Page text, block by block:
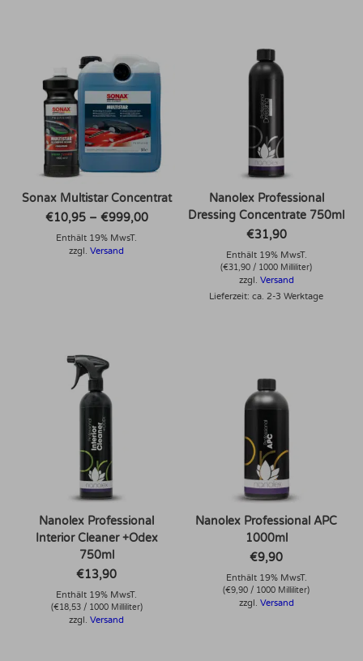
Sonax Multistar Concentrat
€10,95 – €999,00Preisspanne:
Enthält 19% MwsT.
zzgl.Versand
Nanolex Professional
Dressing Concentrate 750ml
€31,90
Enthält 19% MwsT.
(€31,90 / 1000 Milliliter)
zzgl. Versand
Lieferzeit: ca. 2-3 Werktage
Nanolex Professional
Interior Cleaner +Odex
750ml
€13,90
Enthält 19% MwsT.
(€18,53/ 1000 Milliliter)
zzgl.Versand
Nanolex Professional APC
1000ml
€9,90
Enthält 19% MwsT.
(€9,90 / 1000 Milliliter)
zzgl. Versand